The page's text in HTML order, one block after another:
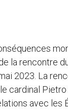
la rencontre
2023. La
cardinal
avec les